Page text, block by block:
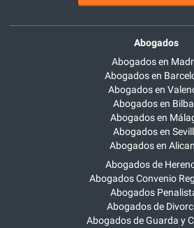
Abogados
Abogados en
Abogados en
Abogados en
Abogados en
Abogados en
Abogados en
Abogados en
Abogados de
Abogados Convenio
Abogados
Abogados de
Abogados de Guarda y